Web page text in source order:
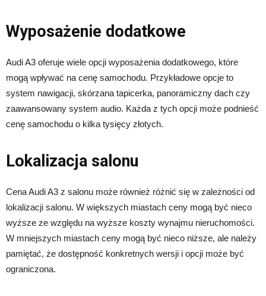
Wyposażenie dodatkowe
Audi A3 oferuje wiele opcji wyposażenia dodatkowego, które
mogą wpływać na cenę samochodu. Przykładowe opcje to
system nawigacji, skórzana tapicerka, panoramiczny dach czy
zaawansowany system audio. Każda z tych opcji może podnieść
cenę samochodu o kilka tysięcy złotych.
Lokalizacja salonu
Cena Audi A3 z salonu może również różnić się w zależności od
lokalizacji salonu. W większych miastach ceny mogą być nieco
wyższe ze względu na wyższe koszty wynajmu nieruchomości.
W mniejszych miastach ceny mogą być nieco niższe, ale należy
pamiętać, że dostępność konkretnych wersji i opcji może być
ograniczona.